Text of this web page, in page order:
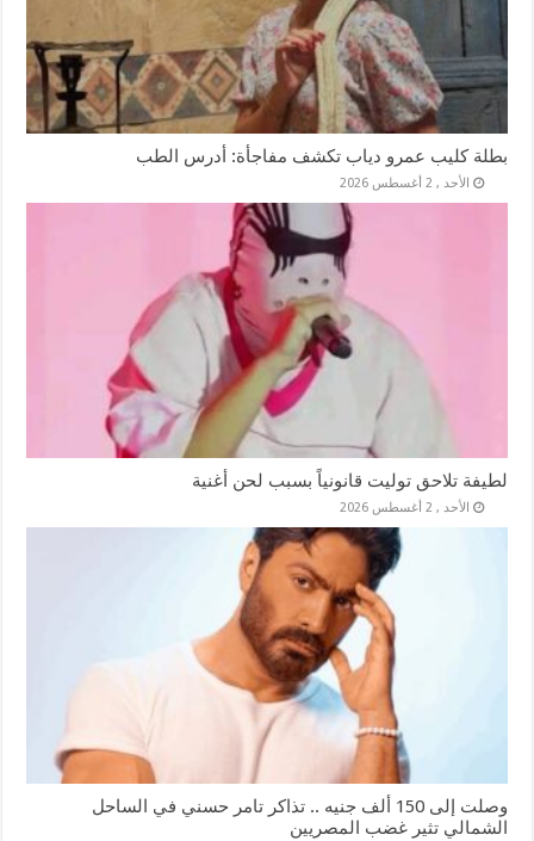
بطلة كليب عمرو دياب تكشف مفاجأة: أدرس الطب
الأحد , 2 أغسطس 2026
لطيفة تلاحق توليت قانونياً بسبب لحن أغنية
الأحد , 2 أغسطس 2026
وصلت إلى 150 ألف جنيه .. تذاكر تامر حسني في الساحل
الشمالي تثير غضب المصريين